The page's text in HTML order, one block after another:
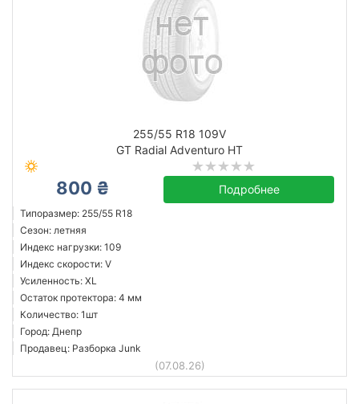
255/55 R18 109V
GT Radial Adventuro HT
800 ₴ Подробнее
Типоразмер: 255/55 R18
Сезон: летняя
Индекс нагрузки: 109
Индекс скорости: V
Усиленность: XL
Остаток протектора: 4 мм
Количество: 1шт
Город: Днепр
Продавец: Разборка Junk
(07.08.26)